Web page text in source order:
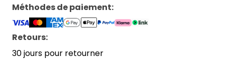
Méthodes de paiement:
Retours:
30 jours pour retourner